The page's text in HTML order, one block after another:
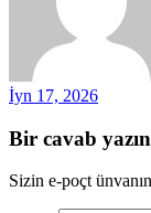
İyn 17, 2026
Bir cavab yazın
Sizin e-poçt